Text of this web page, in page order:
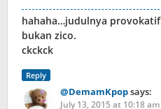
hahaha…judulnya
bukan zico.
ckckck
Reply
@DemamKpopsays:
July 13, 2015 at 10:18 am